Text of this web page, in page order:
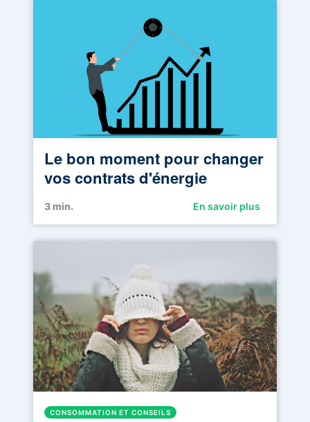
Le bon moment pour changer
vos contrats d'énergie
3 min. En savoir plus
CONSOMMATION ET CONSEILS